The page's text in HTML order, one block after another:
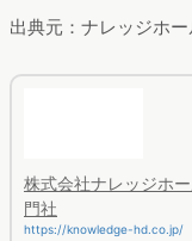
出典元：ナレッジホ
株式会社ナレッジホ
門社
https://knowledge-hd.co.jp/